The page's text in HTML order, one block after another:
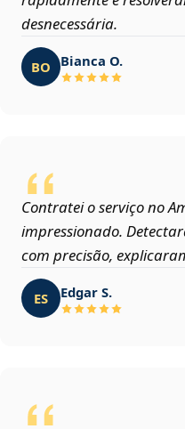
desnecessária.
BO Bianca O.
Contratei o serviço no
impressionado.
com precisão,
ES Edgar S.